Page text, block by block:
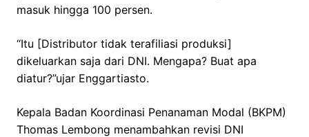
masuk hingga 100 persen.
“Itu [Distributor tidak terafiliasi produksi]
dikeluarkan saja dari DNI. Mengapa? Buat apa
diatur?”ujar Enggartiasto.
Kepala Badan Koordinasi Penanaman Modal (BKPM)
Thomas Lembong menambahkan revisi DNI